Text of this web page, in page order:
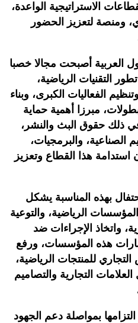
الاستراتيجية الواعدة،
ومنصة لتعزيز الحضور
العربية أصبحت مجالا خصبا
التقنيات الرياضية،
الفعاليات الكبرى، وبناء
مبرزا أهمية حماية
ذلك حقوق البث والنشر،
الصناعية، والبرمجيات،
استدامة هذا القطاع وتعزيز
بهذه المناسبة يشكل
الرياضية، والتوعية
واتخاذ الإجراءات ضد
هذه المؤسسات، ورفع
للمنتجات الرياضية،
التجارية والتصاميم
بمواصلة دعم الجهود